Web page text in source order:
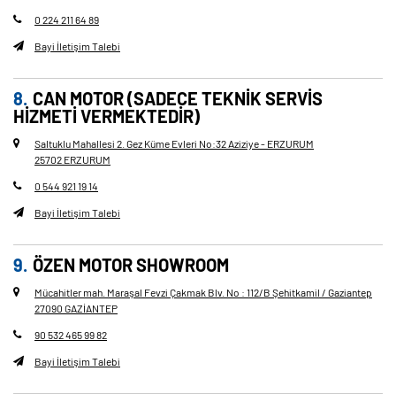
0 224 211 64 89
Bayi İletişim Talebi
CAN MOTOR (SADECE TEKNIK SERVIS
HIZMETI VERMEKTEDIR)
Saltuklu Mahallesi 2. Gez Küme Evleri No:32 Aziziye - ERZURUM
25702 ERZURUM
0 544 921 19 14
Bayi İletişim Talebi
ÖZEN MOTOR SHOWROOM
Mücahitler mah. Maraşal Fevzi Çakmak Blv. No : 112/B Şehitkamil / Gaziantep
27090 GAZİANTEP
90 532 465 99 82
Bayi İletişim Talebi